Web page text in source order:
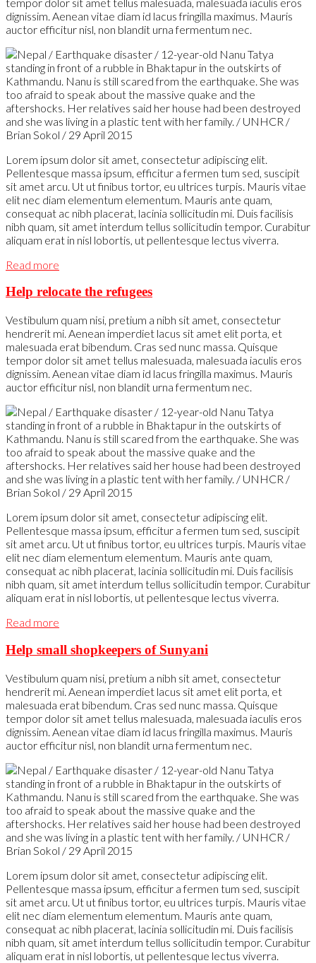
dignissim. Aenean vitae diam id lacus fringilla maximus. Mauris
auctor efficitur nisl, non blandit urna fermentum nec.
Lorem ipsum dolor sit amet, consectetur adipiscing elit.
Pellentesque massa ipsum, efficitur a fermen tum sed, suscipit
sit amet arcu. Ut ut finibus tortor, eu ultrices turpis. Mauris vitae
elit nec diam elementum elementum. Mauris ante quam,
consequat ac nibh placerat, lacinia sollicitudin mi. Duis facilisis
nibh quam, sit amet interdum tellus sollicitudin tempor. Curabitur
aliquam erat in nisl lobortis, ut pellentesque lectus viverra.
Read more
Help relocate the refugees
Vestibulum quam nisi, pretium a nibh sit amet, consectetur
hendrerit mi. Aenean imperdiet lacus sit amet elit porta, et
malesuada erat bibendum. Cras sed nunc massa. Quisque
tempor dolor sit amet tellus malesuada, malesuada iaculis eros
dignissim. Aenean vitae diam id lacus fringilla maximus. Mauris
auctor efficitur nisl, non blandit urna fermentum nec.
Lorem ipsum dolor sit amet, consectetur adipiscing elit.
Pellentesque massa ipsum, efficitur a fermen tum sed, suscipit
sit amet arcu. Ut ut finibus tortor, eu ultrices turpis. Mauris vitae
elit nec diam elementum elementum. Mauris ante quam,
consequat ac nibh placerat, lacinia sollicitudin mi. Duis facilisis
nibh quam, sit amet interdum tellus sollicitudin tempor. Curabitur
aliquam erat in nisl lobortis, ut pellentesque lectus viverra.
Read more
Help small shopkeepers of Sunyani
Vestibulum quam nisi, pretium a nibh sit amet, consectetur
hendrerit mi. Aenean imperdiet lacus sit amet elit porta, et
malesuada erat bibendum. Cras sed nunc massa. Quisque
tempor dolor sit amet tellus malesuada, malesuada iaculis eros
dignissim. Aenean vitae diam id lacus fringilla maximus. Mauris
auctor efficitur nisl, non blandit urna fermentum nec.
Lorem ipsum dolor sit amet, consectetur adipiscing elit.
Pellentesque massa ipsum, efficitur a fermen tum sed, suscipit
sit amet arcu. Ut ut finibus tortor, eu ultrices turpis. Mauris vitae
elit nec diam elementum elementum. Mauris ante quam,
consequat ac nibh placerat, lacinia sollicitudin mi. Duis facilisis
nibh quam, sit amet interdum tellus sollicitudin tempor. Curabitur
aliquam erat in nisl lobortis, ut pellentesque lectus viverra.